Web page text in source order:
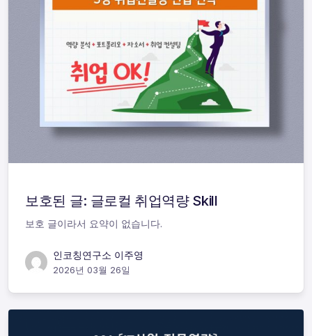
보호된 글: 글로컬 취업역량 Skill
보호 글이라서 요약이 없습니다.
인코칭연구소 이주영
2026년 03월 26일